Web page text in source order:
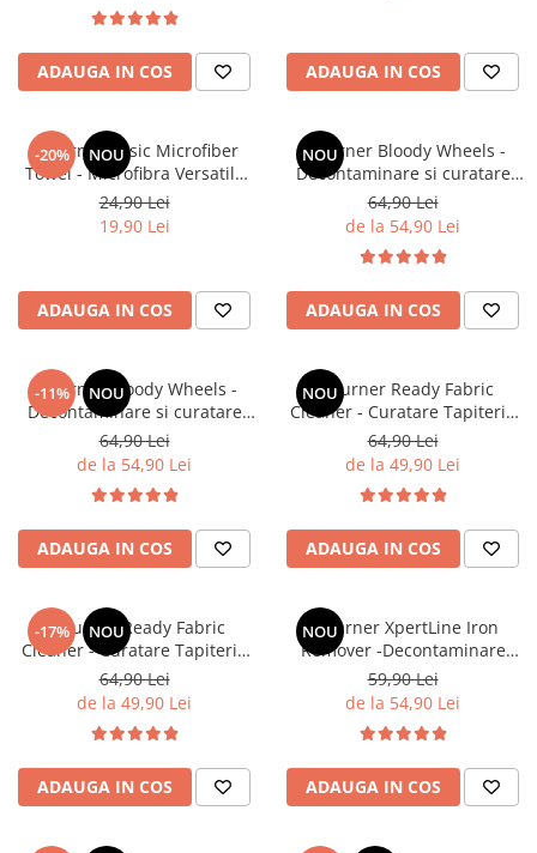
ADAUGA IN COS ADAUGA IN COS
-20% NOU
Deturner Basic Microfiber
Towel - Microfibra Versatila
Pentru Detailing Zilnic - 350
GSM
24,90 Lei
19,90 Lei
ADAUGA IN COS
NOU
Deturner Bloody Wheels -
Decontaminare si curatare
Jante cu Reactie Violeta si pH
Neutru - 5L
64,90 Lei
de la 54,90 Lei
ADAUGA IN COS
-11% NOU
Deturner Bloody Wheels -
Decontaminare si curatare
Jante cu Reactie Violeta si pH
Neutru - 1L
64,90 Lei
de la 54,90 Lei
ADAUGA IN COS
NOU
Deturner Ready Fabric
Cleaner - Curatare Tapiterie
Textila si Alcantara fara
Clatire, Uscare Rapida si
Sigura - 5L
64,90 Lei
de la 49,90 Lei
ADAUGA IN COS
-17% NOU
Deturner Ready Fabric
Cleaner - Curatare Tapiterie
Textila si Alcantara fara
Clatire, Uscare Rapida si
Sigura - 1L
64,90 Lei
de la 49,90 Lei
ADAUGA IN COS
NOU
Deturner XpertLine Iron
Remover -Decontaminare
Metalica pH Neutru pentru
Vopsea si Jante - 5L
59,90 Lei
de la 54,90 Lei
ADAUGA IN COS